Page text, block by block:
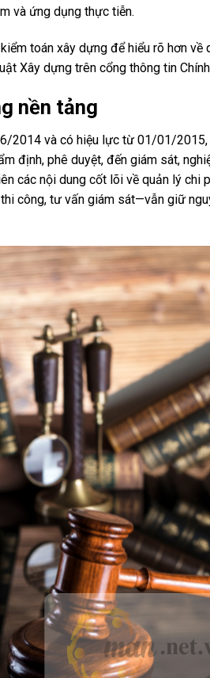
và ứng dụng thực tiễn.
toán xây dựng để hiểu rõ hơn về
Xây dựng trên cổng thông tin
nền tảng
2014 và có hiệu lực từ 01/01/2015,
định, phê duyệt, đến giám sát,
các nội dung cốt lõi về quản lý chi
công, tư vấn giám sát—vẫn giữ